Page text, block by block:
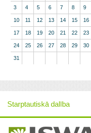
3 4 5 6 7 8 9
10 11 12 13 14 15 16
17 18 19 20 21 22 23
24 25 26 27 28 29 30
31
Starptautiskā dalība